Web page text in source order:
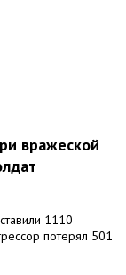
вражеской
1110
потерял 501